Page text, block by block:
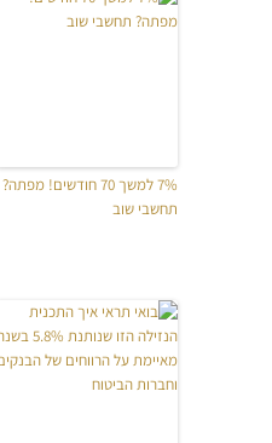
7% למשך 70 חודשים! מפתה?
תחשבי שוב